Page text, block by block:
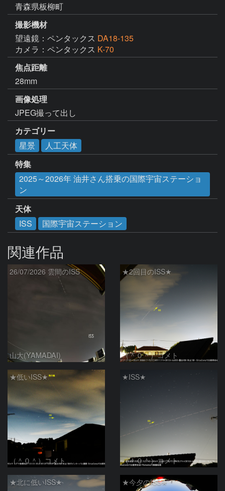
青森県板柳町
撮影機材
望遠鏡：ペンタックス DA18-135
カメラ：ペンタックス K-70
焦点距離
28mm
画像処理
JPEG撮って出し
カテゴリー
星景
人工天体
特集
2025～2026年 油井さん搭乗の国際宇宙ステーショ
ン
天体
ISS
国際宇宙ステーション
関連作品
26/07/2026 雲間のISS
山大(YAMADAI)
★2回目のISS★
（＾０＾）コメト
★低いISS★
（＾０＾）コメト
★ISS★
（＾０＾）コメト
★北に低いISS★ ★今夕のISS★